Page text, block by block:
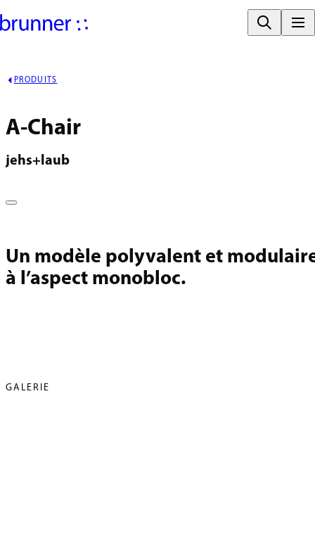
PRODUITS
A-Chair
jehs+laub
Un modèle polyvalent et
à l’aspect monobloc.
GALERIE